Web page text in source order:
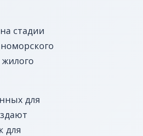
стадии
для
для